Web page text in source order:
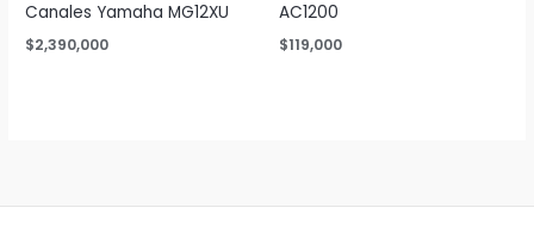
Canales Yamaha MG12XU
$2,390,000
AC1200
$119,000